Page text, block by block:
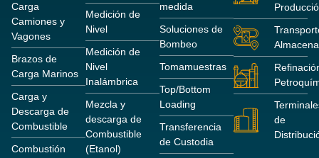
Carga
Camiones y
Vagones
Brazos de
Carga Marinos
Carga y
Descarga de
Combustible
Combustión
Medición de
Nivel
Medición de
Nivel
Inalámbrica
Mezcla y
descarga de
Combustible
(Etanol)
medida
Soluciones de
Bombeo
Tomamuestras
Top/Bottom
Loading
Transferencia
de Custodia
de